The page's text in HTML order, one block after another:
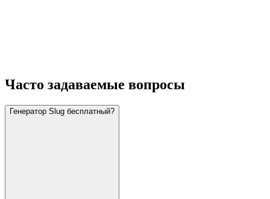
Часто задаваемые вопросы
Генератор Slug бесплатный?